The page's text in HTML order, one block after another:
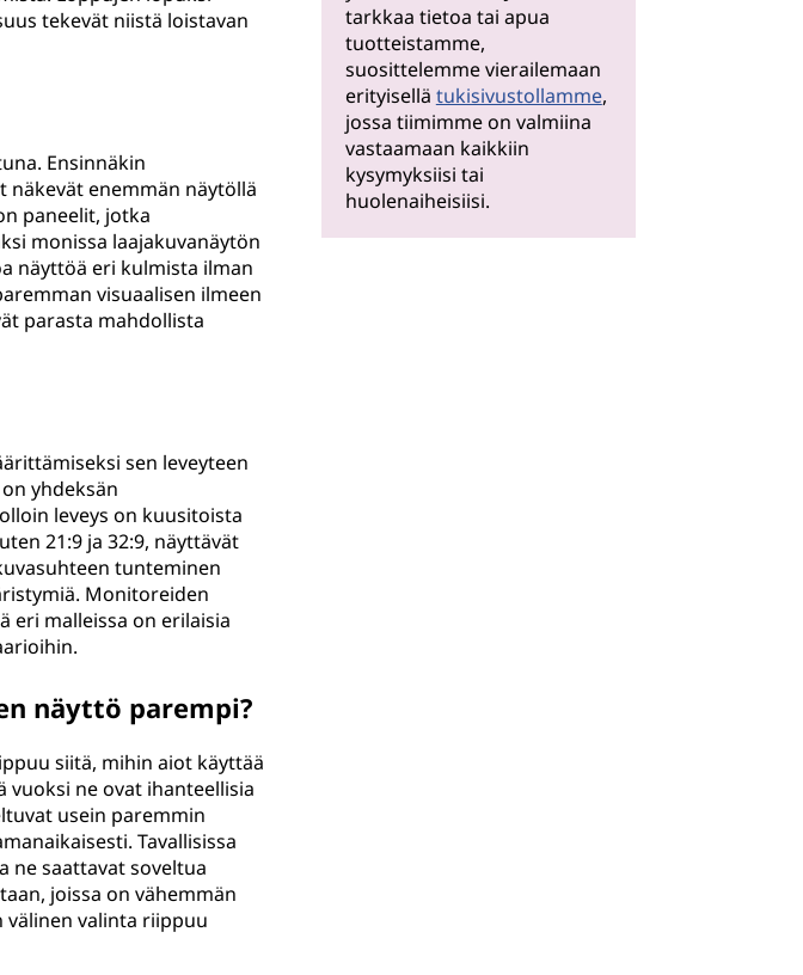
tekevät niistä loistavan
Ensinnäkin
enemmän näytöllä
paneelit, jotka
monissa laajakuvanäytön
näyttöä eri kulmista ilman
visuaalisen ilmeen
parasta mahdollista
sen leveyteen
yhdeksän
leveys on kuusitoista
21:9 ja 32:9, näyttävät
tunteminen
Monitoreiden
eri malleissa on erilaisia
näyttö parempi?
siitä, mihin aiot käyttää
vuoksi ne ovat ihanteellisia
usein paremmin
Tavallisissa
ne saattavat soveltua
joissa on vähemmän
valinta riippuu
tarkkaa tietoa tai apua
tuotteistamme,
suosittelemme vierailemaan
erityisellä tukisivustollamme,
jossa tiimimme on valmiina
vastaamaan kaikkiin
kysymyksiisi tai
huolenaiheisiisi.